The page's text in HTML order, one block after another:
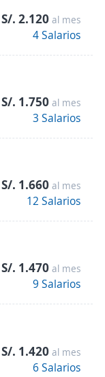
S/. 2.120 al mes
4 Salarios
S/. 1.750 al mes
3 Salarios
S/. 1.660 al mes
12 Salarios
S/. 1.470 al mes
9 Salarios
S/. 1.420 al mes
6 Salarios